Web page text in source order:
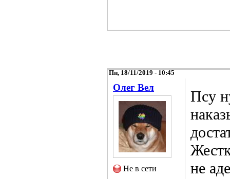
Пн, 18/11/2019 - 10:45
Олег Вел
Не в сети
Псу
не